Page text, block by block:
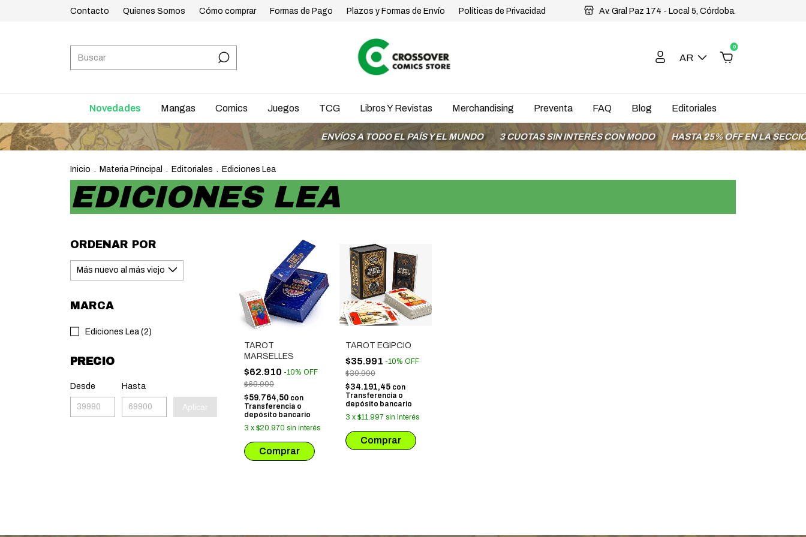
Contacto Quienes Somos Cómo comprar Formas de Pago Plazos y Formas de Envío Políticas de Privacidad Av. Gral Paz 174 - Local 5, Córdoba.
AR
0
Novedades Mangas Comics Juegos TCG Libros Y Revistas Merchandising Preventa FAQ Blog Editoriales
ENVÍOS A TODO EL PAÍS Y EL MUNDO 3 CUOTAS SIN INTERÉS CON MODO HASTA 25% OFF EN LA SECCIÓN
Inicio . Materia Principal . Editoriales . Ediciones Lea
EDICIONES LEA
ORDENAR POR
MARCA
Ediciones Lea (2)
PRECIO
Desde Hasta
Aplicar
TAROT
MARSELLES
$62.910 -10% OFF
$69.900
$59.764,50 con
Transferencia o
depósito bancario
3 x $20.970 sin interés
TAROT EGIPCIO
$35.991 -10% OFF
$39.990
$34.191,45 con
Transferencia o
depósito bancario
3 x $11.997 sin interés